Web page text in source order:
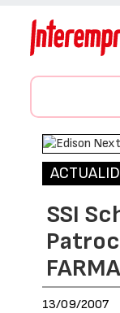
SSI
13/09/2007